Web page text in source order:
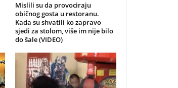
Mislili su da provociraju
običnog gosta u restoranu.
Kada su shvatili ko zapravo
sjedi za stolom, više im nije bilo
do šale (VIDEO)